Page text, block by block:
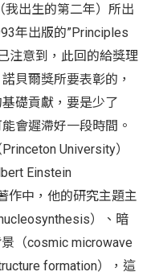
出生的第二年）所出
年出版的”Principles
注意到，此回的給獎理
貝爾獎所要表彰的，
礎貢獻，要是少了
會遲滯好一段時間。
University）
Einstein
作中，他的研究主題主
）、暗
（cosmic microwave
formation），這